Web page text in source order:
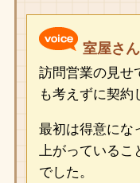
室屋さ
訪問営業の見せ
も考えずに契約
最初は得意にな
上がっているこ
でした。